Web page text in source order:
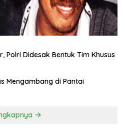
Polri Didesak Bentuk Tim Khusus
Mengambang di Pantai